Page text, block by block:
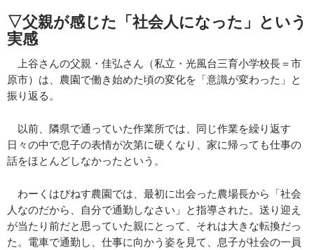
▽父親が感じた「社会人になった」という
実感
上谷さんの父親・佳弘さん（私立・光風台三育小学校長＝市
原市）は、農園で働き始めた頃の変化を「意識が変わった」と
振り返る。
以前、隣県で通っていた作業所では、同じ作業を繰り返す
日々の中で息子の表情が次第に硬くなり、家に帰っても仕事の
話をほとんどしなかったという。
わーくはぴねす農園では、最初に出会った農場長から「社会
人なのだから、自分で通勤しなさい」と指導された。送り迎え
が当たり前だと思っていた親にとって、それは大きな転換だっ
た。電車で通勤し、仕事に向かう姿を見て、息子が社会の一員